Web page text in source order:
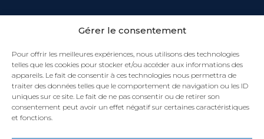
Gérer le consentement
Pour offrir les meilleures expériences, nous utilisons des technologies
telles que les cookies pour stocker et/ou accéder aux informations des
appareils. Le fait de consentir à ces technologies nous permettra de
traiter des données telles que le comportement de navigation ou les ID
uniques sur ce site. Le fait de ne pas consentir ou de retirer son
consentement peut avoir un effet négatif sur certaines caractéristiques
et fonctions.